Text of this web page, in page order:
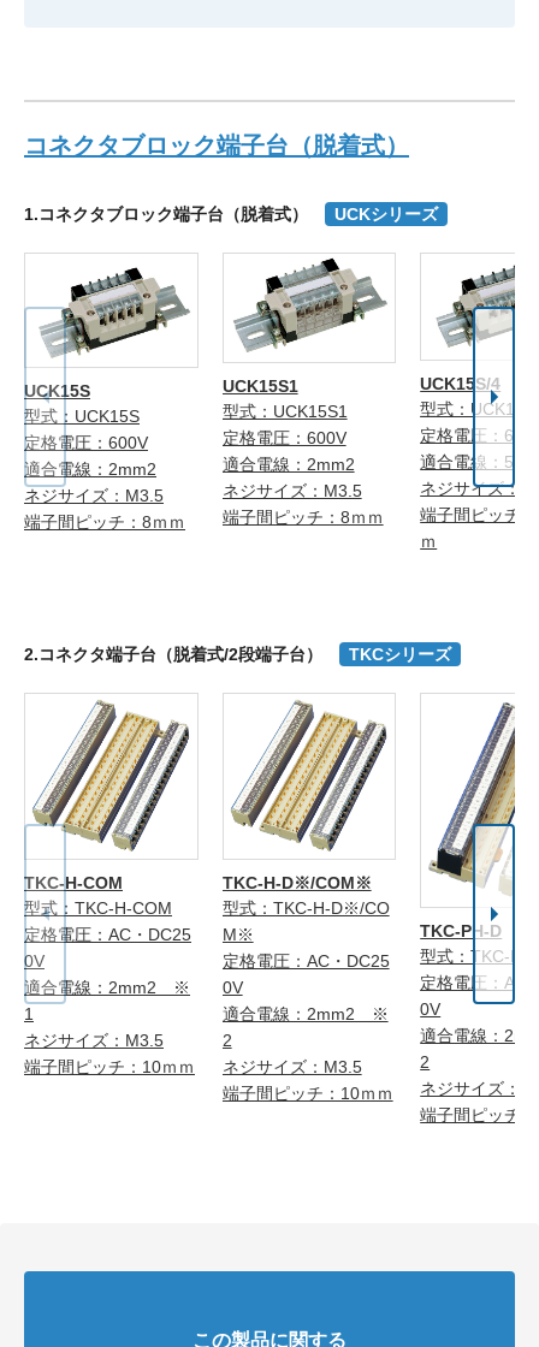
コネクタブロック端子台（脱着式）
1.コネクタブロック端子台（脱着式） UCKシリーズ
UCK15S
型式：UCK15S
定格電圧：600V
適合電線：2mm2
ネジサイズ：M3.5
端子間ピッチ：8ｍｍ
UCK15S1
型式：UCK15S1
定格電圧：600V
適合電線：2mm2
ネジサイズ：M3.5
端子間ピッチ：8ｍｍ
UCK15S/4
型式：
定格電圧：
適合電線：
ネジサイズ：
端子間ピッチ
ｍ
2.コネクタ端子台（脱着式/2段端子台） TKCシリーズ
TKC-H-COM
型式：TKC-H-COM
定格電圧：AC・DC25
0V
適合電線：2mm2 ※
1
ネジサイズ：M3.5
端子間ピッチ：10ｍｍ
TKC-H-D※/COM※
型式：TKC-H-D※/CO
M※
定格電圧：AC・DC25
0V
適合電線：2mm2 ※
2
ネジサイズ：M3.5
端子間ピッチ：10ｍｍ
TKC-PH-D
型式：TKC-
定格電圧：AC
0V
適合電線：
2
ネジサイズ：
端子間ピッチ
この製品に関する